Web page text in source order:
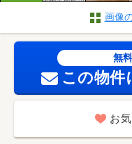
画像
無
この物件
お